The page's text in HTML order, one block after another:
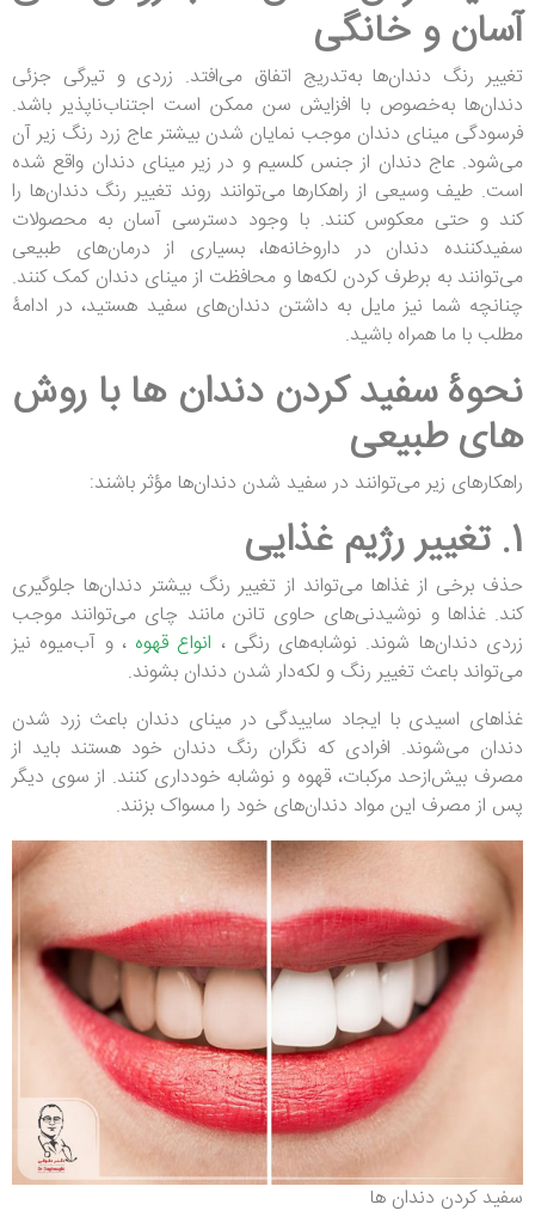
آسان و خانگی
تغییر رنگ دندان‌ها به‌تدریج اتفاق می‌افتد. زردی و تیرگی جزئی
دندان‌ها به‌خصوص با افزایش سن ممکن است اجتناب‌ناپذیر باشد.
فرسودگی مینای دندان موجب نمایان شدن بیشتر عاج زرد رنگ زیر آن
می‌شود. عاج دندان از جنس کلسیم و در زیر مینای دندان واقع شده
است. طیف وسیعی از راهکارها می‌توانند روند تغییر رنگ دندان‌ها را
کند و حتی معکوس کنند. با وجود دسترسی آسان به محصولات
سفیدکننده دندان در داروخانه‌ها، بسیاری از درمان‌های طبیعی
می‌توانند به برطرف کردن لکه‌ها و محافظت از مینای دندان کمک کنند.
چنانچه شما نیز مایل به داشتن دندان‌های سفید هستید، در ادامۀ
مطلب با ما همراه باشید.
نحوۀ سفید کردن دندان‌ ها با روش
های طبیعی
راهکارهای زیر می‌توانند در سفید شدن دندان‌ها مؤثر باشند:
1. تغییر رژیم غذایی
حذف برخی از غذاها می‌تواند از تغییر رنگ بیشتر دندان‌ها جلوگیری
کند. غذاها و نوشیدنی‌های حاوی تانن مانند چای می‌توانند موجب
زردی دندان‌ها شوند. نوشابه‌های رنگی ، انواع قهوه ، و آب‌میوه نیز
می‌تواند باعث تغییر رنگ و لکه‌دار شدن دندان بشوند.
غذاهای اسیدی با ایجاد ساییدگی در مینای دندان باعث زرد شدن
دندان می‌شوند. افرادی که نگران رنگ دندان خود هستند باید از
مصرف بیش‌ازحد مرکبات، قهوه و نوشابه خودداری کنند. از سوی دیگر
پس از مصرف این مواد دندان‌های خود را مسواک بزنند.
سفید کردن دندان ها